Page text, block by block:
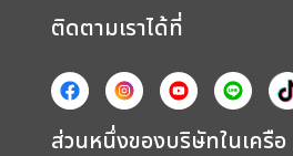
ติดตามเราได้ที่
ส่วนหนึ่งของบริษัทในเครือ